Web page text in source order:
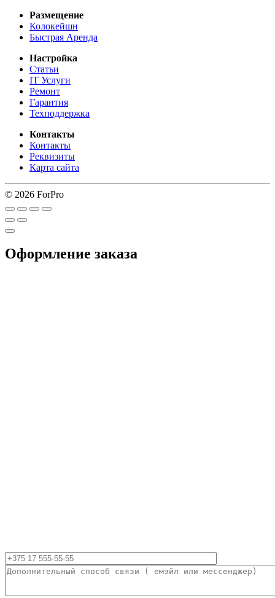
Размещение
Колокейшн
Быстрая Аренда
Настройка
Статьи
IT Услуги
Ремонт
Гарантия
Техподдержка
Контакты
Контакты
Реквизиты
Карта сайта
© 2026 ForPro
Оформление заказа